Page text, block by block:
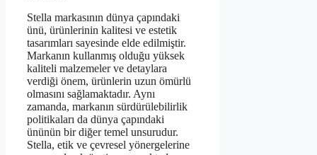
Stella markasının dünya çapındaki
ünü, ürünlerinin kalitesi ve estetik
tasarımları sayesinde elde edilmiştir.
Markanın kullanmış olduğu yüksek
kaliteli malzemeler ve detaylara
verdiği önem, ürünlerin uzun ömürlü
olmasını sağlamaktadır. Aynı
zamanda, markanın sürdürülebilirlik
politikaları da dünya çapındaki
ününün bir diğer temel unsurudur.
Stella, etik ve çevresel yönergelerine